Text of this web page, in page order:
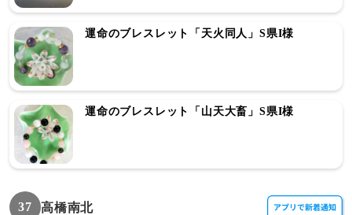
運命のブレスレット「天火同人」S県I様
運命のブレスレット「山天大畜」S県I様
37 高橋南北